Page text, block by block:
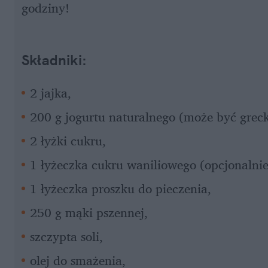
godziny!
Składniki:
2 jajka,
200 g jogurtu naturalnego (może być
2 łyżki cukru,
1 łyżeczka cukru waniliowego
1 łyżeczka proszku do pieczenia,
250 g mąki pszennej,
szczypta soli,
olej do smażenia,